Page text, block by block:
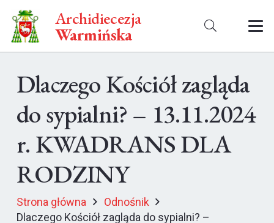
Archidiecezja
Warmińska
Dlaczego Kościół zagląda
do sypialni? – 13.11.2024
r. KWADRANS DLA
RODZINY
Strona główna
Odnośnik
Dlaczego Kościół zagląda do sypialni? –